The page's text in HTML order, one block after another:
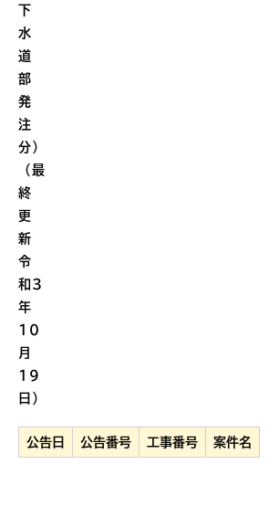
下
水
道
部
発
注
分）
（最
終
更
新
令
和3
年
10
月
19
日）
公告日 公告番号 工事番号 案件名